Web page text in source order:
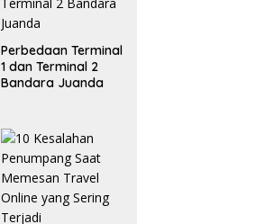
Perbedaan Terminal
1 dan Terminal 2
Bandara Juanda